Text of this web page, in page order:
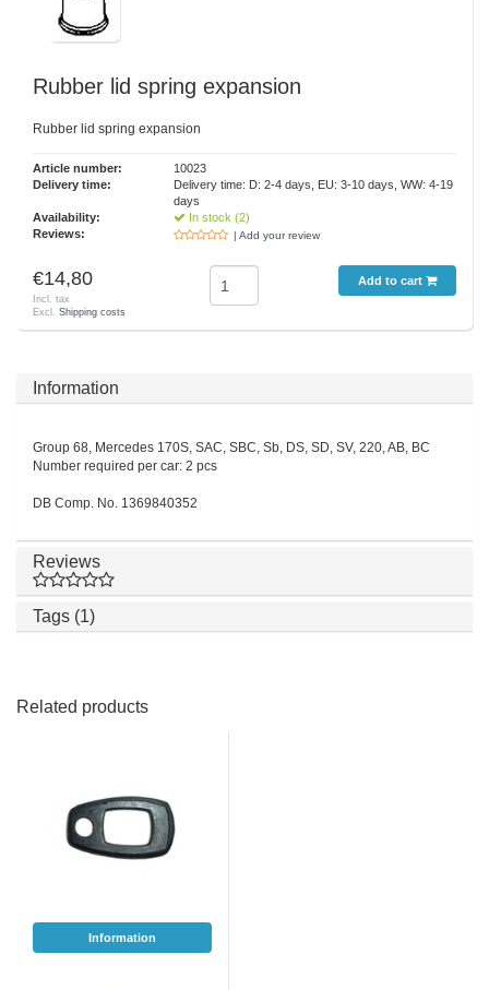
Rubber lid spring expansion
Rubber lid spring expansion
Article number:
10023
Delivery time:
Delivery time: D: 2-4 days, EU: 3-10 days, WW: 4-19
days
Availability:
In stock (2)
Reviews:
| Add your review
€14,80
Incl. tax
Excl. Shipping costs
Add to cart
Information
Group 68, Mercedes 170S, SAC, SBC, Sb, DS, SD, SV, 220, AB, BC
Number required per car: 2 pcs
DB Comp. No. 1369840352
Reviews
Tags (1)
Related products
Information